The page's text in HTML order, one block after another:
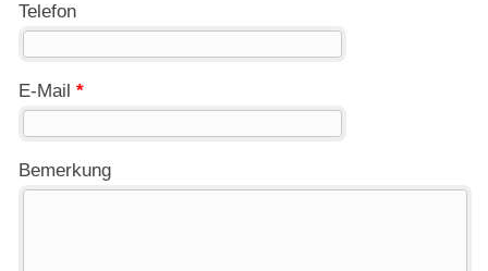
Telefon
E-Mail *
Bemerkung